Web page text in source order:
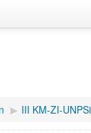
▶︎ III KM-ZI-